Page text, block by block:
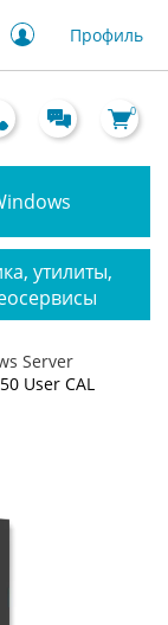
Профиль
0
утилиты,
Server
User CAL